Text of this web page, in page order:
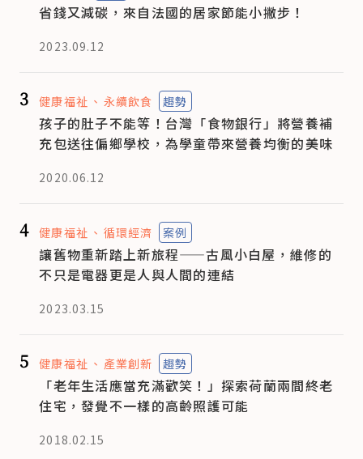
省錢又減碳，來自法國的居家節能小撇步！
2023.09.12
3 健康福祉 永續飲食 趨勢
孩子的肚子不能等！台灣「食物銀行」將營養補
充包送往偏鄉學校，為學童帶來營養均衡的美味
2020.06.12
4 健康福祉 循環經濟 案例
讓舊物重新踏上新旅程——古風小白屋，維修的
不只是電器更是人與人間的連結
2023.03.15
5 健康福祉 產業創新 趨勢
「老年生活應當充滿歡笑！」探索荷蘭兩間終老
住宅，發覺不一樣的高齡照護可能
2018.02.15